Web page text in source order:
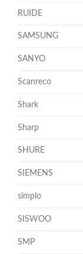
RUIDE
SAMSUNG
SANYO
Scanreco
Shark
Sharp
SHURE
SIEMENS
simplo
SISWOO
SMP